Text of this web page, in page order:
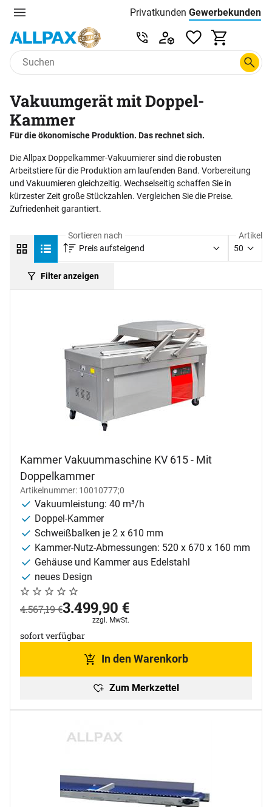
Menu Privatkunden Preisliste:
Gewerbekunden
Zum Hauptinhalt springen
Service & Beratung unter
Vakuumgerät mit Doppel-
Kammer
Für die ökonomische Produktion. Das rechnet sich.
Die Allpax Doppelkammer-Vakuumierer sind die robusten
Arbeitstiere für die Produktion am laufenden Band. Vorbereitung
und Vakuumieren gleichzeitig. Wechselseitig schaffen Sie in
kürzester Zeit große Stückzahlen. Vergleichen Sie die Preise.
Zufriedenheit garantiert.
Filter anzeigen
Sortieren nach
Preis aufsteigend
Artikel
50
Kammer Vakuummaschine KV 615 - Mit
Doppelkammer
Artikelnummer: 10010777;0
Vakuumleistung: 40 m³/h
Doppel-Kammer
Schweißbalken je 2 x 610 mm
Kammer-Nutz-Abmessungen: 520 x 670 x 160 mm
Gehäuse und Kammer aus Edelstahl
neues Design
Noch keine Bewertungen abgegeben
0 Bewertungen
statt:
4.567,19€jetzt:
3.499,90 €
Steuerhinweis:
zzgl. MwSt.
sofort verfügbar
In den Warenkorb
Zum Merkzettel